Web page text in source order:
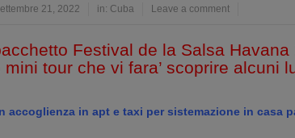
21, 2022 in: Cuba Leave a comment
Festival de la Salsa Havana
tour che vi fara’ scoprire alcuni
accoglienza in apt e taxi per sistemazione in casa